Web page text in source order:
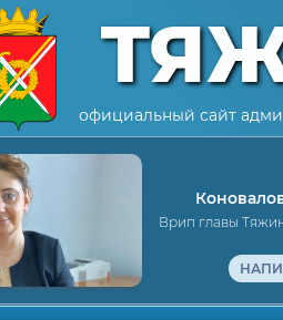
официальный сайт
Врип главы